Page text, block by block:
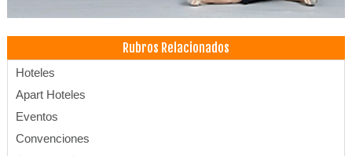
Rubros Relacionados
Hoteles
Apart Hoteles
Eventos
Convenciones